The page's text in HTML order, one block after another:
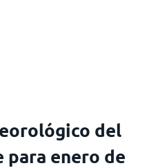
del
para enero de